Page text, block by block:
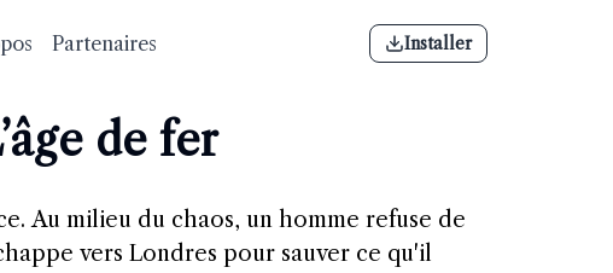
Partenaires Installer
de fer
Au milieu du chaos, un homme refuse de
vers Londres pour sauver ce qu'il